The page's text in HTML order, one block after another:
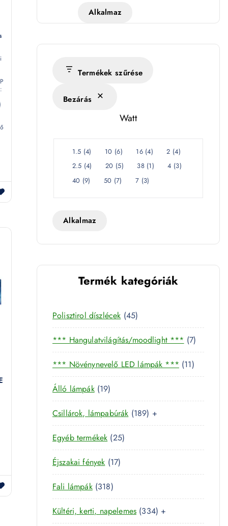
é
s
k
Alkalmaz
Termékek szűrése
Bezárás
Watt
W1.5 (4) 10 (6) 16 (4) 2 (4)
2.5 (4) 20 (5) 38 (1) 4 (3)
40 (9) 50 (7) 7 (3)
Alkalmaz
Termék kategóriák
Polisztirol díszlécek 454
5
t
e
r
k
*** Hangulatvilágítás/moodlight *** 77
t
e
r
*** Növénynevelő LED lámpák *** 111
1
e
Álló lámpák 191
9
t
e
r
m
é
k
Csillárok, lámpabúrák 1891
8
t
é
k
+
Egyéb termékek 252
5
e
Éjszakai fények 171
7
e
r
Fali lámpák 3183
1
8
Kültéri, kerti, napelemes 3343 +